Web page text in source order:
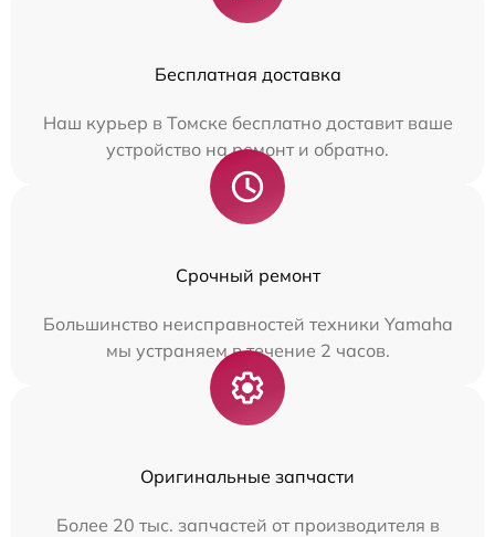
Бесплатная доставка
Наш курьер в Томске бесплатно доставит ваше
устройство на ремонт и обратно.
Срочный ремонт
Большинство неисправностей техники Yamaha
мы устраняем в течение 2 часов.
Оригинальные запчасти
Более 20 тыс. запчастей от производителя в